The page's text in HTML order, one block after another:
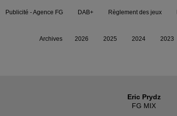
Eric Prydz
FG MIX
Publicité - Agence FG DAB+ Règlement des jeux
Archives 2026 2025 2024 2023